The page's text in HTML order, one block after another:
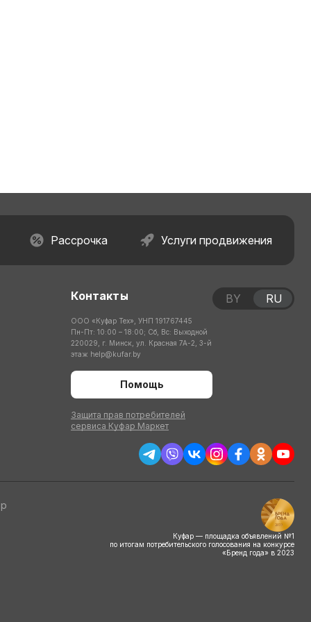
Рассрочка Услуги продвижения
Контакты
ООО «Куфар Тех», УНП 191767445
Пн-Пт: 10:00 – 18:00; Сб, Вс: Выходной
220029, г. Минск, ул. Красная 7А-2, 3-й
этаж help@kufar.by
Помощь
Защита прав потребителей
сервиса Куфар Маркет
BY RU
Куфар — площадка объявлений №1
по итогам потребительского голосования на конкурсе
«Бренд года» в 2023